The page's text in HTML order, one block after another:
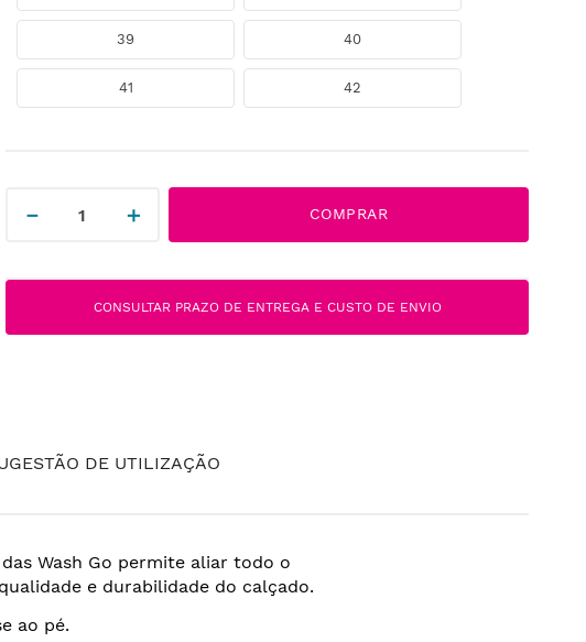
39 40
41 42
＋
－ COMPRAR
CONSULTAR PRAZO DE ENTREGA E CUSTO DE ENVIO
DE UTILIZAÇÃO
Wash Go permite aliar todo o
e durabilidade do calçado.
ao pé.